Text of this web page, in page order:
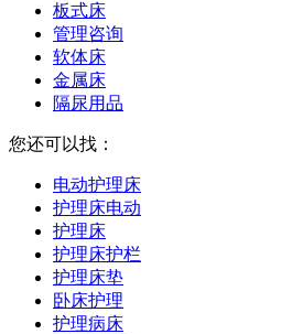
板式床
管理咨询
软体床
金属床
隔尿用品
您还可以找：
电动护理床
护理床电动
护理床
护理床护栏
护理床垫
卧床护理
护理病床